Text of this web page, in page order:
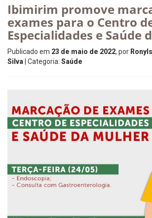
Ibimirim promove
exames para o Centro
Especialidades e Saúde
Publicado em 23 de maio de 2022, por
Silva | Categoria: Saúde